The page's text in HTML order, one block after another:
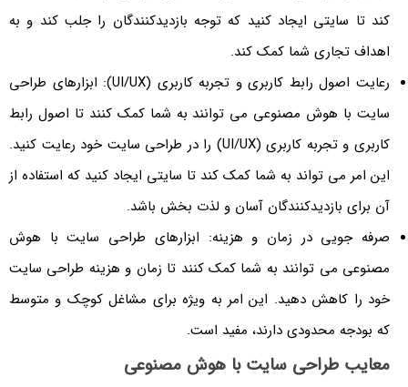
کند تا سایتی ایجاد کنید که توجه بازدیدکنندگان را جلب کند و به
اهداف تجاری شما کمک کند.
رعایت اصول رابط کاربری و تجربه کاربری (UI/UX): ابزارهای طراحی
سایت با هوش مصنوعی می توانند به شما کمک کنند تا اصول رابط
کاربری و تجربه کاربری (UI/UX) را در طراحی سایت خود رعایت کنید.
این امر می تواند به شما کمک کند تا سایتی ایجاد کنید که استفاده از
آن برای بازدیدکنندگان آسان و لذت بخش باشد.
صرفه جویی در زمان و هزینه: ابزارهای طراحی سایت با هوش
مصنوعی می توانند به شما کمک کنند تا زمان و هزینه طراحی سایت
خود را کاهش دهید. این امر به ویژه برای مشاغل کوچک و متوسط
که بودجه محدودی دارند، مفید است.
معایب طراحی سایت با هوش مصنوعی